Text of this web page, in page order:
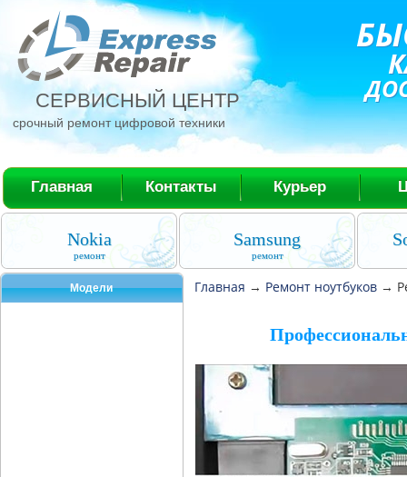
СЕРВИСНЫЙ ЦЕНТР
срочный ремонт цифровой техники
Главная Контакты Курьер
Nokia
ремонт
Samsung
ремонт
Модели Главная → Ремонт ноутбуков →